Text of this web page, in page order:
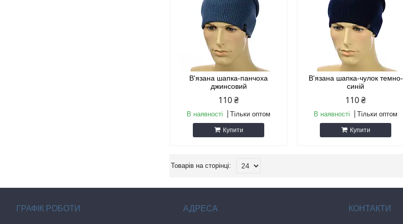
В'язана шапка-панчоха
джинсовий
110 ₴
В наявності Тільки оптом
Купити
В'язана шапка-чулок темно-
синій
110 ₴
В наявності Тільки оптом
Купити
ГРАФІК РОБОТИ